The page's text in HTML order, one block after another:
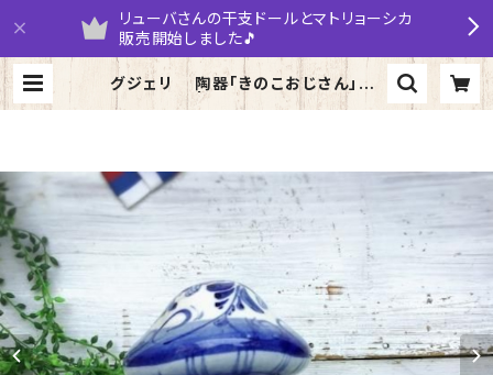
リューバさんの干支ドールとマトリョーシカ
販売開始しました🎵
グジェリ 陶器「きのこおじさん」9ｃ
ｍ | yarumaruka